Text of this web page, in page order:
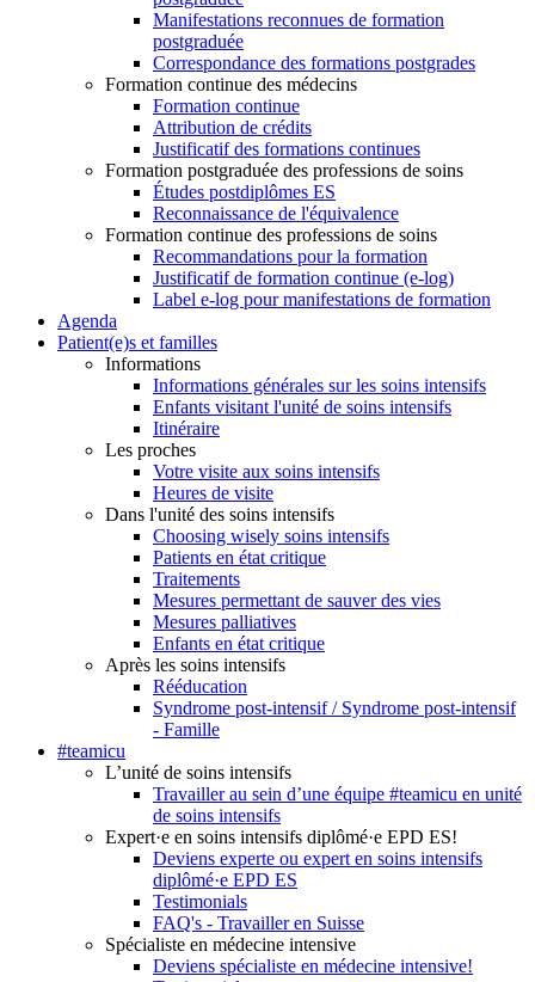
Manifestations reconnues de formation
postgraduée
Correspondance des formations postgrades
Formation continue des médecins
Formation continue
Attribution de crédits
Justificatif des formations continues
Formation postgraduée des professions de soins
Études postdiplômes ES
Reconnaissance de l'équivalence
Formation continue des professions de soins
Recommandations pour la formation
Justificatif de formation continue (e-log)
Label e-log pour manifestations de formation
Agenda
Patient(e)s et familles
Informations
Informations générales sur les soins intensifs
Enfants visitant l'unité de soins intensifs
Itinéraire
Les proches
Votre visite aux soins intensifs
Heures de visite
Dans l'unité des soins intensifs
Choosing wisely soins intensifs
Patients en état critique
Traitements
Mesures permettant de sauver des vies
Mesures palliatives
Enfants en état critique
Après les soins intensifs
Rééducation
Syndrome post-intensif / Syndrome post-intensif
- Famille
#teamicu
L’unité de soins intensifs
Travailler au sein d’une équipe #teamicu en unité
de soins intensifs
Expert·e en soins intensifs diplômé·e EPD ES!
Deviens experte ou expert en soins intensifs
diplômé·e EPD ES
Testimonials
FAQ's - Travailler en Suisse
Spécialiste en médecine intensive
Deviens spécialiste en médecine intensive!